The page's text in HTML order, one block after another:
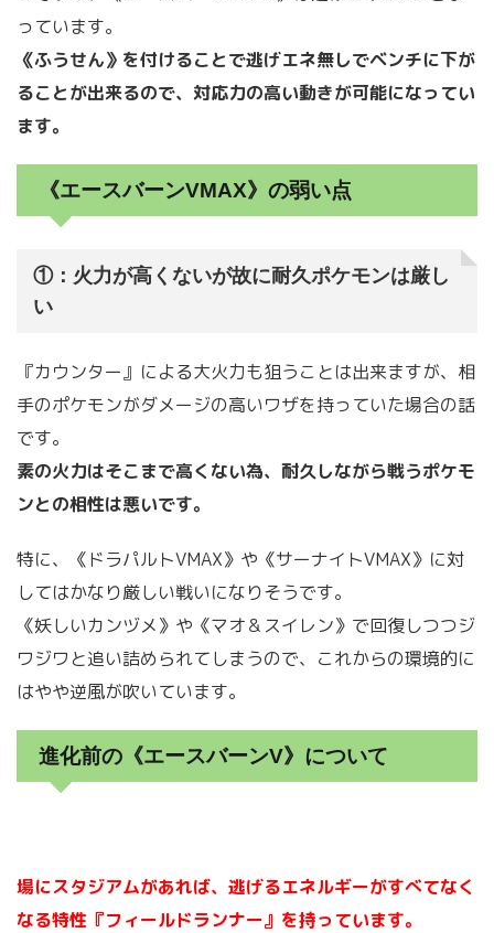
っています。
《ふうせん》を付けることで逃げエネ無しでベンチに下が
ることが出来るので、対応力の高い動きが可能になってい
ます。
《エースバーンVMAX》の弱い点
①：火力が高くないが故に耐久ポケモンは厳し
い
『カウンター』による大火力も狙うことは出来ますが、相
手のポケモンがダメージの高いワザを持っていた場合の話
です。
素の火力はそこまで高くない為、耐久しながら戦うポケモ
ンとの相性は悪いです。
特に、《ドラパルトVMAX》や《サーナイトVMAX》に対
してはかなり厳しい戦いになりそうです。
《妖しいカンヅメ》や《マオ＆スイレン》で回復しつつジ
ワジワと追い詰められてしまうので、これからの環境的に
はやや逆風が吹いています。
進化前の《エースバーンV》について
場にスタジアムがあれば、逃げるエネルギーがすべてなく
なる特性『フィールドランナー』を持っています。